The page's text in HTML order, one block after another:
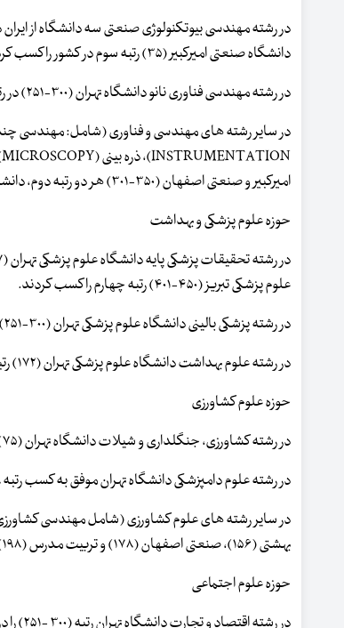
دانشگاه صنعتی امیرکبیر (۳۵) رتبه سوم در کشور را کسب کردند.
در رشته مهندسی فناوری نانو دانشگاه تهران (۳۰۰-۲۵۱) در رتبه اول و صنعتی شریف (۳۵۰-۳۰۱) در جایگاه دوم قرار گرفتند.
امیرکبیر و صنعتی اصفهان (۳۵۰-۳۰۱) هر دو رتبه دوم، دانشگاه علم و صنعت ایران و صنعتی شریف (۴۰۰-۳۵۱) هر دو در رتبه چهارم قرار گرفتند.
حوزه علوم پزشکی و بهداشت
علوم پزشکی تبریز (۴۵۰-۴۰۱) رتبه چهارم را کسب کردند.
در رشته پزشکی بالینی دانشگاه علوم پزشکی تهران (۳۰۰-۲۵۱)، پزشکی شهید بهشتی (۴۰۰-۳۵۱)، علوم پزشکی ایران (۴۵۰-۴۰۱) رتبه اول تا سوم را کسب کردند.
در رشته علوم بهداشت دانشگاه علوم پزشکی تهران (۱۷۲) رتبه اول، پزشکی شهید بهشتی (۳۰۰-۲۵۱) رتبه دوم، علوم پزشکی ایران (۴۰۰-۳۵۱) رتبه سوم را کسب کردند.
حوزه علوم کشاورزی
در رشته کشاورزی، جنگلداری و شیلات دانشگاه تهران (۷۵)، تربیت مدرس (۱۷۳)، شیراز (۱۸۲)، صنعتی اصفهان (۲۳۲) به ترتیب رتبه اول تا چهارم را کسب کردند.
در رشته علوم دامپزشکی دانشگاه تهران موفق به کسب رتبه ۹۸ شد که تنها دانشگاه کشور در این رشته است.
بهشتی (۱۵۶)، صنعتی اصفهان (۱۷۸) و تربیت مدرس (۱۹۸) در رتبه بندی حضور دارند و به ترتیب رتبه اول تا چهارم کشور را کسب کردند.
حوزه علوم اجتماعی
در رشته اقتصاد و تجارت دانشگاه تهران رتبه (۳۰۰ -۲۵۱) را در این رشته بدست آورد که تنها دانشگاه کشور در این رشته است.